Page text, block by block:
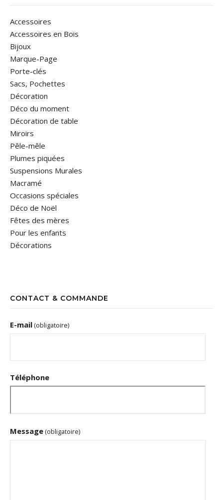
Accessoires
Accessoires en Bois
Bijoux
Marque-Page
Porte-clés
Sacs, Pochettes
Décoration
Déco du moment
Décoration de table
Miroirs
Pêle-mêle
Plumes piquées
Suspensions Murales
Macramé
Occasions spéciales
Déco de Noël
Fêtes des mères
Pour les enfants
Décorations
CONTACT & COMMANDE
E-mail (obligatoire)
Téléphone
Message (obligatoire)